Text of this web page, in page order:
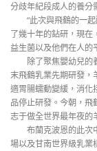
分歧年紀段成人的養分
“此次與飛鶴的一起
了幾十年的鉆研，現在
益生菌以及他們在人的
除了聚焦嬰幼兒的
末飛鶴乳業先期研發，
適胃腸蠕動變緩，消化
品停止研發。今朝，
志于做全世界最年夜的
布蘭克波恩的此次
場以及甘南世界級乳業